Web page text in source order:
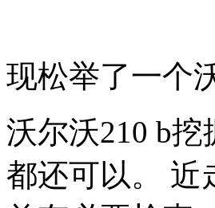
现松举了一个
沃尔沃210 b
都还可以。 近